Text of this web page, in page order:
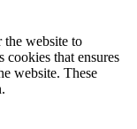
the website to
that ensures
website. These